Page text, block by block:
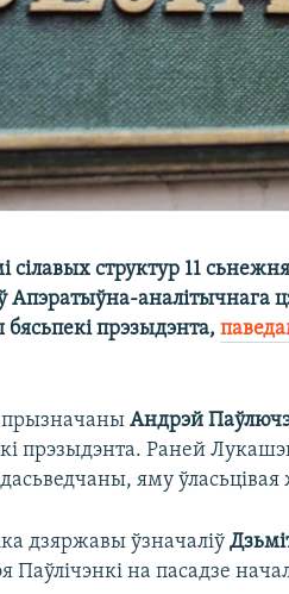
сілавых структур 11
Апэратыўна-аналітычнага
прэзыдэнта,
прызначаныАндрэй
прэзыдэнта. Раней
яму
дзяржавы ўзначаліў
на пасадзе